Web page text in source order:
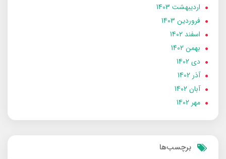
ارديبهشت 1403
فروردین 1403
اسفند 1402
بهمن 1402
دی 1402
آذر 1402
آبان 1402
مهر 1402
برچسب‌ها